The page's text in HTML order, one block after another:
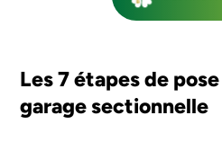
Les 7 étapes de
garage sectionnelle